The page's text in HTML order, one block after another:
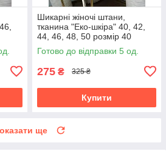
Шикарні жіночі штани,
тканина "Еко-шкіра" 40, 42,
44, 46, 48, 50 розмір 40
Готово до відправки 5 од.
275 ₴ 325 ₴
Купити
ще